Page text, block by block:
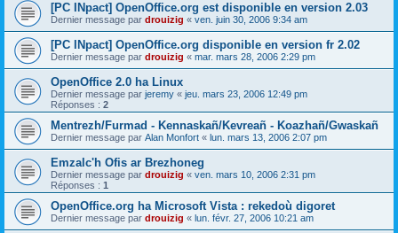
[PC INpact] OpenOffice.org est disponible en version 2.03
Dernier message par drouizig « ven. juin 30, 2006 9:34 am
[PC INpact] OpenOffice.org disponible en version fr 2.02
Dernier message par drouizig « mar. mars 28, 2006 2:29 pm
OpenOffice 2.0 ha Linux
Dernier message par jeremy « jeu. mars 23, 2006 12:49 pm
Réponses : 2
Mentrezh/Furmad - Kennaskañ/Kevreañ - Koazhañ/Gwaskañ
Dernier message par Alan Monfort « lun. mars 13, 2006 2:07 pm
Emzalc'h Ofis ar Brezhoneg
Dernier message par drouizig « ven. mars 10, 2006 2:31 pm
Réponses : 1
OpenOffice.org ha Microsoft Vista : rekedoù digoret
Dernier message par drouizig « lun. févr. 27, 2006 10:21 am